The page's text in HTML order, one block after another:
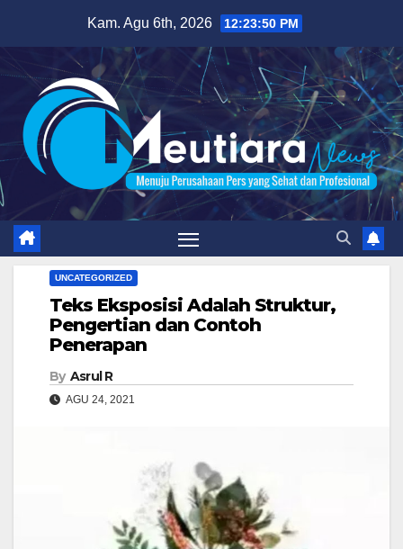
content
Kam. Agu 6th, 2026 12:23:51 PM
UNCATEGORIZED
Teks Eksposisi Adalah Struktur,
Pengertian dan Contoh
Penerapan
By Asrul R
AGU 24, 2021